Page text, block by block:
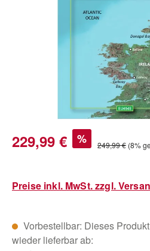
Verkaufspreis:
229,99 € % Regulärer Preis:
249,99 € (8%
Preise inkl. MwSt. zzgl.
Vorbestellbar: Dieses
wieder lieferbar ab: